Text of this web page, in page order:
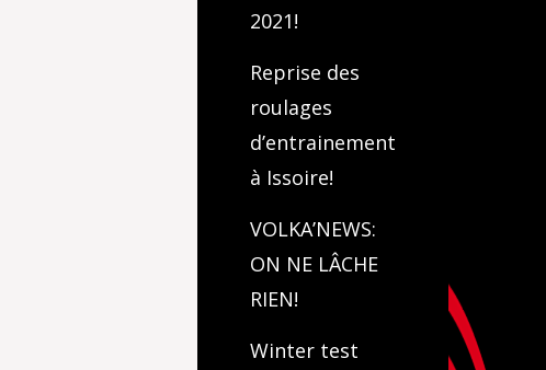
2021!
Reprise des
roulages
d’entrainement
à Issoire!
VOLKA’NEWS:
ON NE LÂCHE
RIEN!
Winter test